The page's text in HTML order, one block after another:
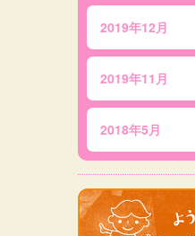
2019年12月
2019年11月
2018年5月